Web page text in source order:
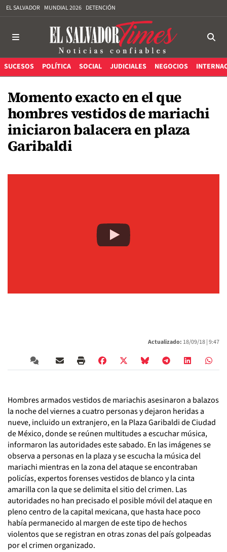
EL SALVADOR MUNDIAL 2026 DETENCIÓN
SUCESOS POLÍTICA SOCIAL JUDICIALES NEGOCIOS
Momento exacto en el que
hombres vestidos de mariachi
iniciaron balacera en plaza
Garibaldi
Actualizado: 18/09/18 |9:47
Hombres armados vestidos de mariachis asesinaron a balazos
la noche del viernes a cuatro personas y dejaron heridas a
nueve, incluido un extranjero, en la Plaza Garibaldi de Ciudad
de México, donde se reúnen multitudes a escuchar música,
informaron las autoridades este sabado. En las imágenes se
observa a personas en la plaza y se escucha la música del
mariachi mientras en la zona del ataque se encontraban
policías, expertos forenses vestidos de blanco y la cinta
amarilla con la que se delimita el sitio del crimen. Las
autoridades no han precisado el posible móvil del ataque en
pleno centro de la capital mexicana, que hasta hace poco
había permanecido al margen de este tipo de hechos
violentos que se registran en otras zonas del país golpeadas
por el crimen organizado.